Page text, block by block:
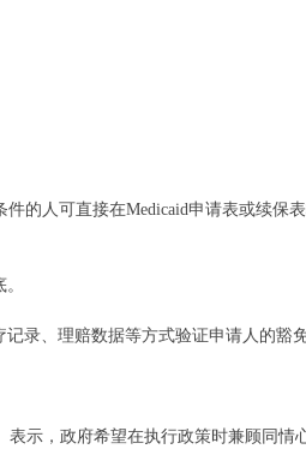
的人可直接在Medicaid申请表或续保
录、理赔数据等方式验证申请人的豁免
示，政府希望在执行政策时兼顾同情